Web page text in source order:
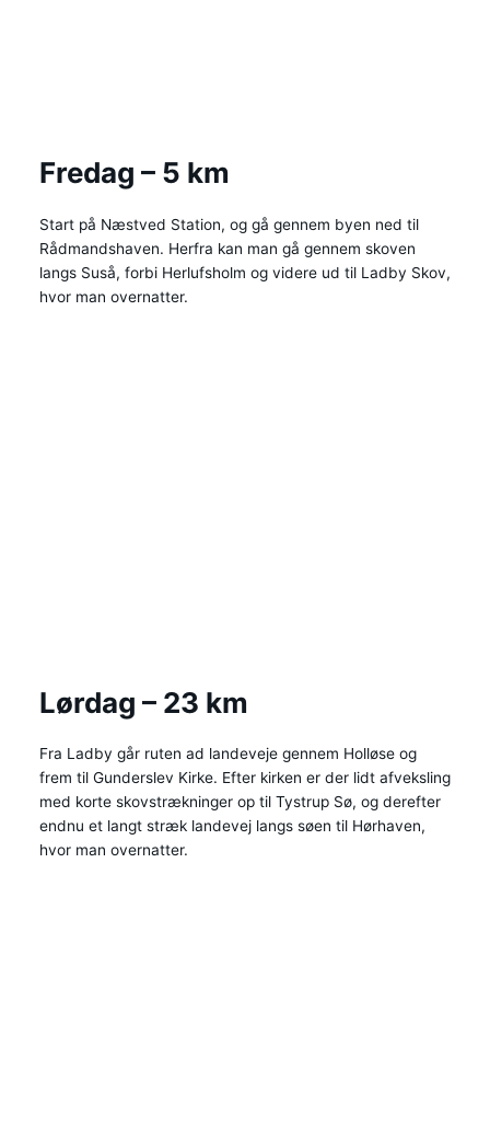
Fredag – 5 km
Start på Næstved Station, og gå gennem byen ned til
Rådmandshaven. Herfra kan man gå gennem skoven
langs Suså, forbi Herlufsholm og videre ud til Ladby Skov,
hvor man overnatter.
Lørdag – 23 km
Fra Ladby går ruten ad landeveje gennem Holløse og
frem til Gunderslev Kirke. Efter kirken er der lidt afveksling
med korte skovstrækninger op til Tystrup Sø, og derefter
endnu et langt stræk landevej langs søen til Hørhaven,
hvor man overnatter.